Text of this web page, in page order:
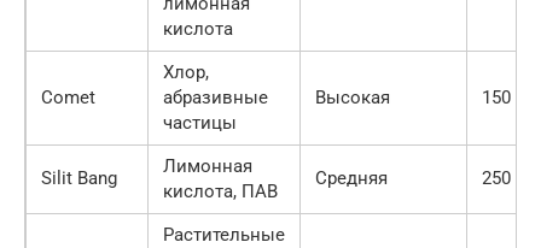
кислота
Comet
Хлор,
абразивные
частицы
Высокая 150
Silit Bang
Лимонная
кислота, ПАВ
Средняя 250
Растительные